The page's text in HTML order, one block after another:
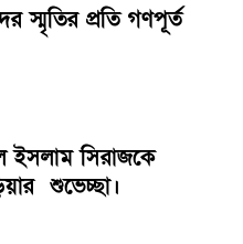
স্মৃতির প্রতি গণপূর্ত
ইসলাম সিরাজকে
শুভেচ্ছা।